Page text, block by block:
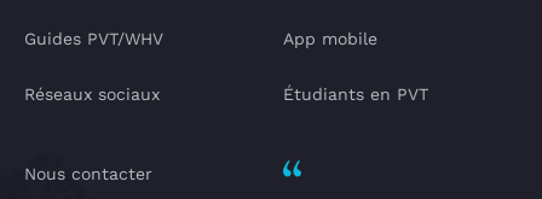
Guides PVT/WHV
Réseaux sociaux
App mobile
Étudiants en PVT
Nous contacter